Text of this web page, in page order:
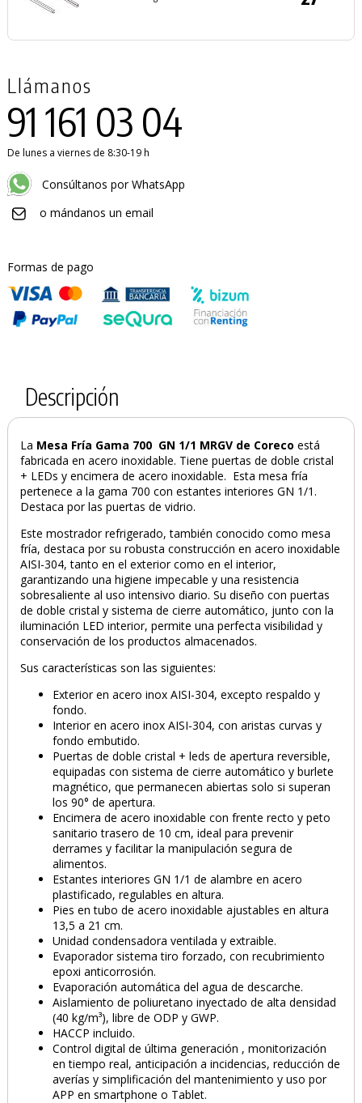
Llámanos
91 161 03 04
De lunes a viernes de 8:30-19 h
Consúltanos por WhatsApp
o mándanos un email
Formas de pago
Descripción
La Mesa Fría Gama 700 GN 1/1 MRGV de Corecoestá
fabricada en acero inoxidable. Tiene puertas de doble cristal
+ LEDs y encimera de acero inoxidable. Esta mesa fría
pertenece a la gama 700 con estantes interiores GN 1/1.
Destaca por las puertas de vidrio.
Este mostrador refrigerado, también conocido como mesa
fría, destaca por su robusta construcción en acero inoxidable
AISI-304, tanto en el exterior como en el interior,
garantizando una higiene impecable y una resistencia
sobresaliente al uso intensivo diario. Su diseño con puertas
de doble cristal y sistema de cierre automático, junto con la
iluminación LED interior, permite una perfecta visibilidad y
conservación de los productos almacenados.
Sus características son las siguientes:
Exterior en acero inox AISI-304, excepto respaldo y
fondo.
Interior en acero inox AISI-304, con aristas curvas y
fondo embutido.
Puertas de doble cristal + leds de apertura reversible,
equipadas con sistema de cierre automático y burlete
magnético, que permanecen abiertas solo si superan
los 90° de apertura.
Encimera de acero inoxidable con frente recto y peto
sanitario trasero de 10 cm, ideal para prevenir
derrames y facilitar la manipulación segura de
alimentos.
Estantes interiores GN 1/1 de alambre en acero
plastificado, regulables en altura.
Pies en tubo de acero inoxidable ajustables en altura
13,5 a 21 cm.
Unidad condensadora ventilada y extraible.
Evaporador sistema tiro forzado, con recubrimiento
epoxi anticorrosión.
Evaporación automática del agua de descarche.
Aislamiento de poliuretano inyectado de alta densidad
(40 kg/m³), libre de ODP y GWP.
HACCP incluido.
Control digital de última generación , monitorización
en tiempo real, anticipación a incidencias, reducción de
averías y simplificación del mantenimiento y uso por
APP en smartphone o Tablet.